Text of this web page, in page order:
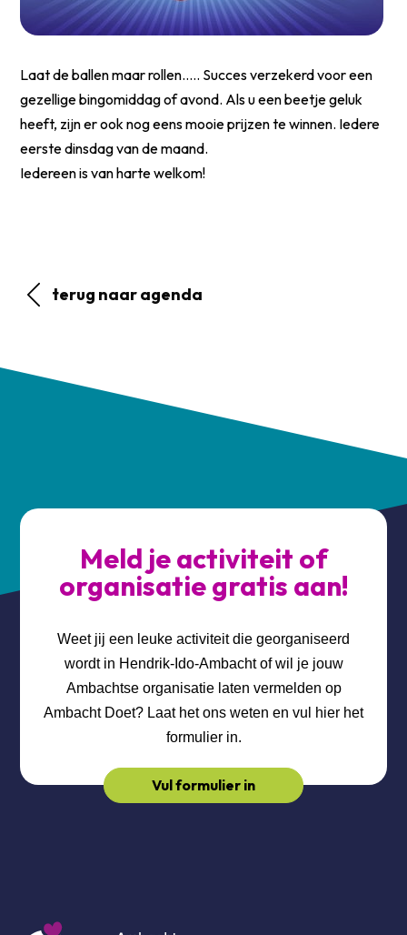
Laat de ballen maar rollen….. Succes verzekerd voor een
gezellige bingomiddag of avond. Als u een beetje geluk
heeft, zijn er ook nog eens mooie prijzen te winnen. Iedere
eerste dinsdag van de maand.
Iedereen is van harte welkom!
terug naar agenda
Meld je activiteit of
organisatie gratis aan!
Weet jij een leuke activiteit die georganiseerd
wordt in Hendrik-Ido-Ambacht of wil je jouw
Ambachtse organisatie laten vermelden op
Ambacht Doet? Laat het ons weten en vul hier het
formulier in.
Vul formulier in